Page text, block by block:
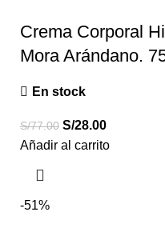
Crema Corporal
Mora Arándano.
En stock
S/77.00 S/28.00
Añadir al carrito
-51%